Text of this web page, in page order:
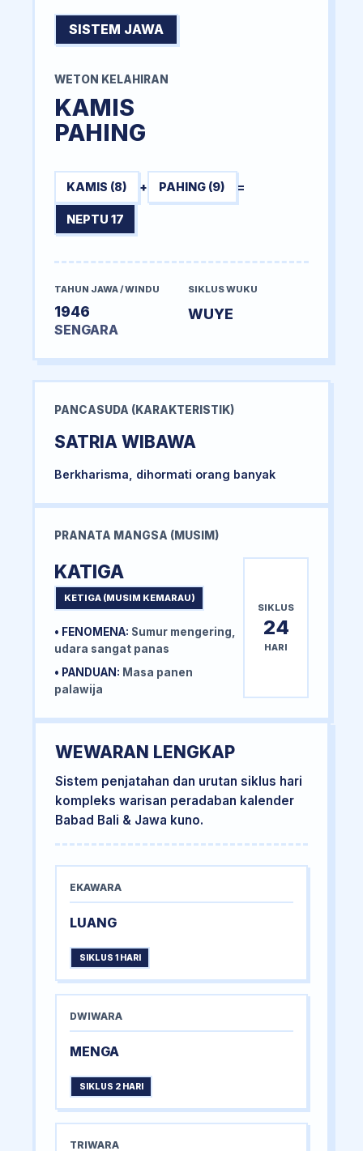
SISTEM JAWA
WETON KELAHIRAN
KAMIS
PAHING
KAMIS (8) + PAHING (9) =
NEPTU 17
TAHUN JAWA / WINDU
1946
SENGARA
SIKLUS WUKU
WUYE
PANCASUDA (KARAKTERISTIK)
SATRIA WIBAWA
Berkharisma, dihormati orang banyak
PRANATA MANGSA (MUSIM)
KATIGA
KETIGA (MUSIM KEMARAU)
• FENOMENA: Sumur mengering,
udara sangat panas
• PANDUAN: Masa panen
palawija
SIKLUS
24
HARI
WEWARAN LENGKAP
Sistem penjatahan dan urutan siklus hari
kompleks warisan peradaban kalender
Babad Bali & Jawa kuno.
EKAWARA
LUANG
SIKLUS 1 HARI
DWIWARA
MENGA
SIKLUS 2 HARI
TRIWARA